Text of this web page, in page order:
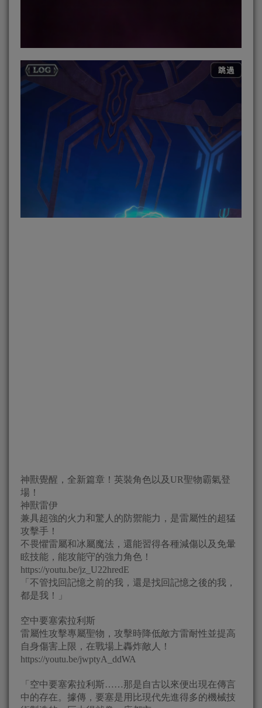
神獸覺醒，全新篇章！英裝角色以及UR聖物霸氣登
場！
神獸雷伊
兼具超強的火力和驚人的防禦能力，是雷屬性的超猛
攻擊手！
不畏懼雷屬和冰屬魔法，還能習得各種減傷以及免暈
眩技能，能攻能守的強力角色！
https://youtu.be/jz_U22hredE
「不管找回記憶之前的我，還是找回記憶之後的我，
都是我！」
空中要塞索拉利斯
雷屬性攻擊專屬聖物，攻擊時降低敵方雷耐性並提高
自身傷害上限，在戰場上轟炸敵人！
https://youtu.be/jwptyA_ddWA
「空中要塞索拉利斯……那是自古以來便出現在傳言
中的存在。據傳，要塞是用比現代先進得多的機械技